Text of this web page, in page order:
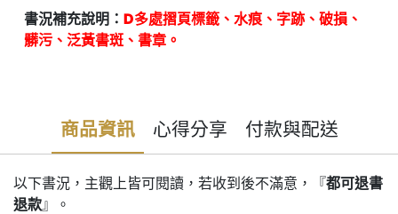
書況補充說明： D多處摺頁標籤、水痕、字跡、破損、
髒污、泛黃書斑、書章。
商品資訊 心得分享 付款與配送
以下書況，主觀上皆可閱讀，若收到後不滿意，『都可退書
退款』。